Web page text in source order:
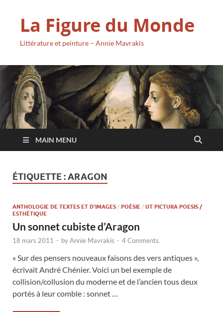
La Figure du Monde
Littérature et peinture – Annie Mavrakis
MAIN MENU
ÉTIQUETTE :ARAGON
ANTHOLOGIE DE TEXTES ET D'IMAGES / POÉSIE / UT PICTURA POESIS /
ESTHÉTIQUE
Un sonnet cubiste d’Aragon
18 mars 2011 - byAnnie Mavrakis - 4 Comments.
« Sur des pensers nouveaux faisons des vers antiques »,
écrivait André Chénier. Voici un bel exemple de
collision/collusion du moderne et de l’ancien tous deux
portés à leur comble : sonnet …